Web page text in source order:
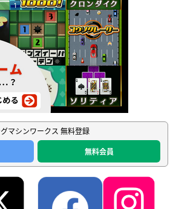
マシンワークス 無料登録
無料会員